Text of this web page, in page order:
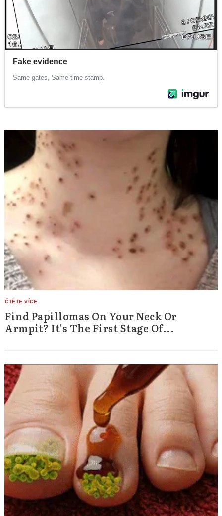
Find Papillomas On Your Neck Or
Armpit? It's The First Stage Of...